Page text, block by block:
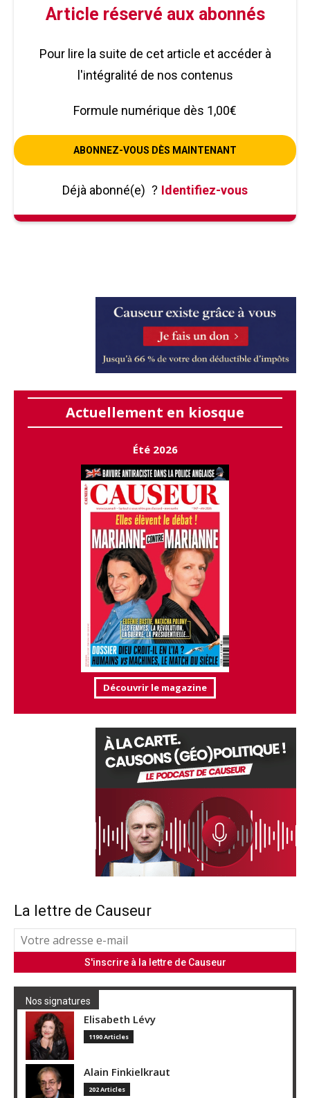
Article réservé aux abonnés
Pour lire la suite de cet article et accéder à
l'intégralité de nos contenus
Formule numérique dès 1,00€
ABONNEZ-VOUS DÈS MAINTENANT
Déjà abonné(e) ? Identifiez-vous
Actuellement en kiosque
Été 2026
Découvrir le magazine
La lettre de Causeur
Nos signatures
Elisabeth Lévy
1190 Articles
Alain Finkielkraut
202 Articles